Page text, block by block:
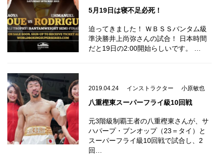
5月19日は寝不足必死！
迫ってきました！ ＷＢＳＳバンタム級
準決勝井上尚弥さんの試合！ 日本時間
だと19日の2:00開始らしいです。 …
2019.04.24 インストラクター 小原敏也
八重樫東スーパーフライ級10回戦
元3階級制覇王者の八重樫東さんが、サ
ハパープ・ブンオップ（23＝タイ）と
スーパーフライ級10回戦で試合し、2
回…